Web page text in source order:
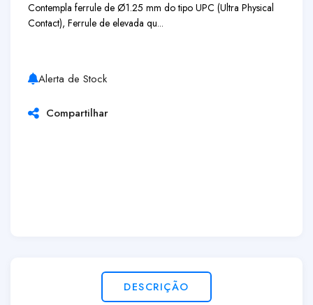
Contempla ferrule de Ø1.25 mm do tipo UPC (Ultra Physical
Contact), Ferrule de elevada qu...
Alerta de Stock
Compartilhar
DESCRIÇÃO